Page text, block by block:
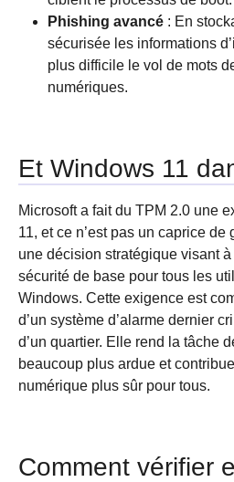
Phishing avancé : En
sécurisée les informations
plus difficile le vol de mots
numériques.
Et Windows 11
Microsoft a fait du TPM 2.0 une
11, et ce n’est pas un caprice de
une décision stratégique visant
sécurité de base pour tous les
Windows. Cette exigence est
d’un système d’alarme dernier
d’un quartier. Elle rend la tâche
beaucoup plus ardue et
numérique plus sûr pour tous.
Comment vérifier